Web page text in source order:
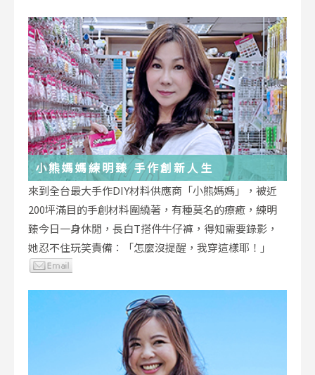
小熊媽媽練明臻 手作創新人生
來到全台最大手作DIY材料供應商「小熊媽媽」，被近
200坪滿目的手創材料圍繞著，有種莫名的療癒，練明
臻今日一身休閒，長白T搭件牛仔褲，得知需要錄影，
她忍不住玩笑責備：「怎麼沒提醒，我穿這樣耶！」